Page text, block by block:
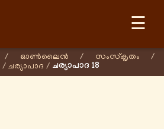
☰
/ ഓണ്‍ലൈന്‍ / സംസ്കൃതം
/
/ ചര്യാപാദ / ചര്യാപാദ 18